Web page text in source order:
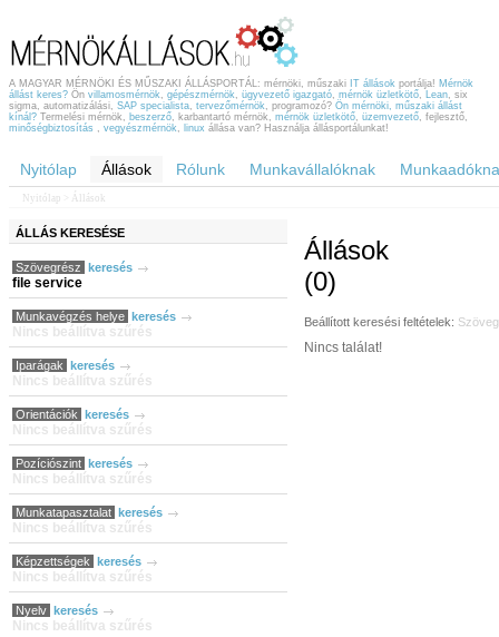
A MAGYAR MÉRNÖKI ÉS MŰSZAKI ÁLLÁSPORTÁL: mérnöki, műszaki IT állások portálja! Mérnök
állást keres? Ön villamosmérnök, gépészmérnök, ügyvezető igazgató, mérnök üzletkötő, Lean, six
sigma, automatizálási, SAP specialista, tervezőmérnök, programozó? Ön mérnöki, műszaki állást
kínál? Termelési mérnök, beszerző, karbantartó mérnök, mérnök üzletkötő, üzemvezető, fejlesztő,
minőségbiztosítás , vegyészmérnök, linux állása van? Használja állásportálunkat!
Nyitólap Állások Rólunk Munkavállalóknak
Nyitólap > Állások
ÁLLÁS KERESÉSE
Szövegrész keresés
file service
Munkavégzés helye keresés
Nincs beállítva szűrés
Iparágak keresés
Nincs beállítva szűrés
Orientációk keresés
Nincs beállítva szűrés
Pozíciószint keresés
Nincs beállítva szűrés
Munkatapasztalat keresés
Nincs beállítva szűrés
Képzettségek keresés
Nincs beállítva szűrés
Nyelv keresés
Nincs beállítva szűrés
Állások
(0)
Beállított keresési feltételek:
Nincs találat!